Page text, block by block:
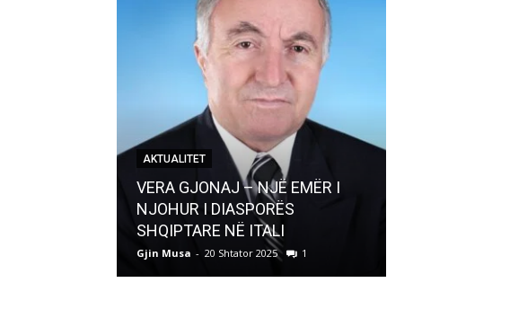
AKTUALITET
VERA GJONAJ – NJË EMËR I
NJOHUR I DIASPORËS
SHQIPTARE NË ITALI
Gjin Musa - 20 Shtator 2025 1